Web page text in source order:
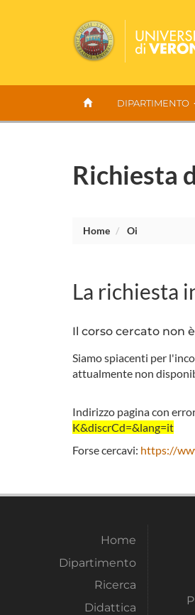
DIPARTIMENTO
Richiesta
Home Oi
La richiesta
Il corso cercato non
Siamo spiacenti per
attualmente non
Indirizzo pagina con
K&discrCd=&lang=it
Forse cercavi: https://
Home
Dipartimento
Ricerca
Didattica